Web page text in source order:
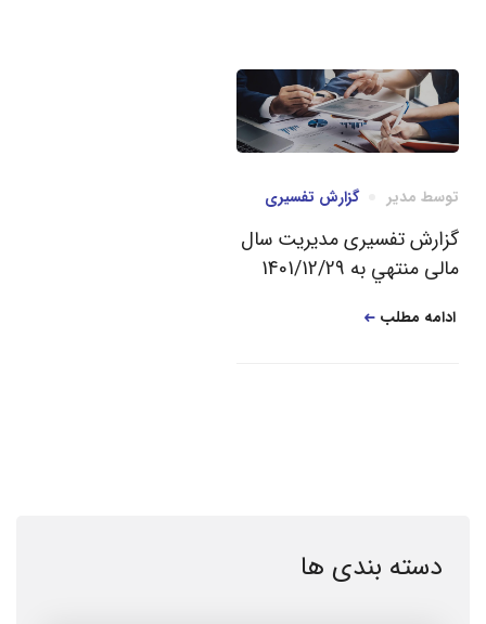
توسط مدیر گزارش تفسیری
گزارش تفسیری مدیریت سال
مالی منتهي به ‎1401/12/29
ادامه مطلب
دسته بندی ها